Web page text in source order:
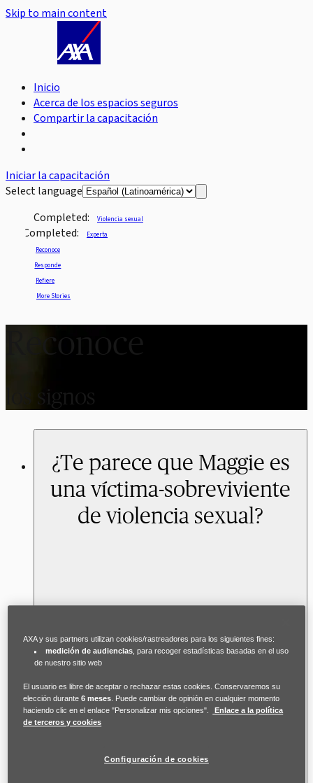
Skip to main content
Inicio
Acerca de los espacios seguros
Compartir la capacitación
Iniciar la capacitación
Select language
Completed:
Violencia sexual
Completed:
Experta
Reconoce
Responde
Refiere
More Stories
¿Te parece que Maggie es
una víctima-sobreviviente
de violencia sexual?
AXA y sus partners utilizan cookies/rastreadores para los siguientes fines:
medición de audiencias, para recoger estadísticas basadas en el uso
de nuestro sitio web
El usuario es libre de aceptar o rechazar estas cookies. Conservaremos su
elección durante6 meses . Puede cambiar de opinión en cualquier momento
haciendo clic en el enlace "Personalizar mis opciones".
Enlace a la política
de terceros y cookies
Configuración de cookies